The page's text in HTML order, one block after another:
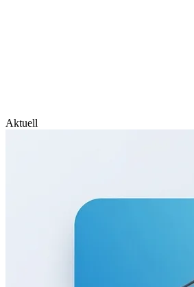
Aktuell